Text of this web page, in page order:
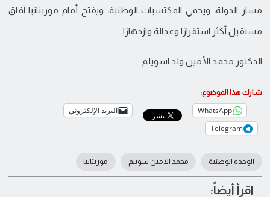
مسار الدولة، ويحمي المكتسبات الوطنية، ويفتح أمام موريتانيا آفاق
مستقبل أكثر استقرارًا وعدالة وازدهارًا.
الدكتور محمد الأمين ولد اسويلم
شارك هذا الموضوع:
WhatsApp
البريد الإلكتروني
Telegram
الوحدة الوطنية محمد الامين سويلم موريتانيا
اقرأ أيضاً: